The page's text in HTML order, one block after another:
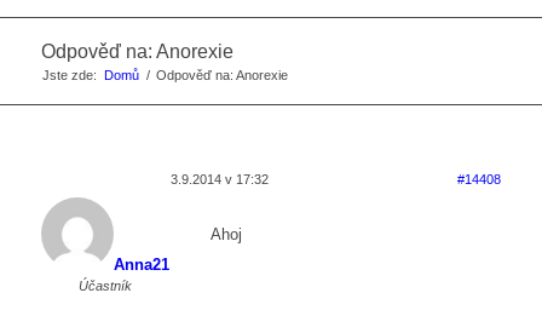
Odpověď na: Anorexie
Jste zde: Domů / Odpověď na: Anorexie
3.9.2014 v 17:32 #14408
Anna21
Účastník
Ahoj